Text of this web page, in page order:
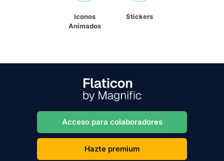
Iconos
Animados
Stickers
Acceso para colaboradores
Hazte premium